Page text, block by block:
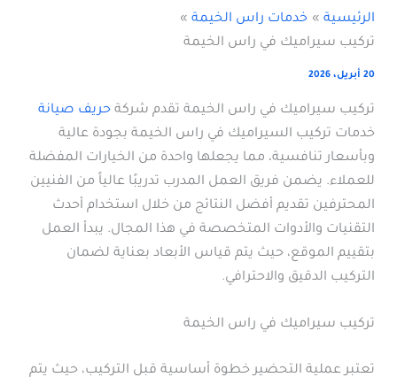
الرئيسية
خدمات راس الخيمة
تركيب سيراميك في راس الخيمة
20 أبريل، 2026
تركيب سيراميك في راس الخيمة تقدم شركةحريف صيانة
خدمات تركيب السيراميك في راس الخيمة بجودة عالية
وبأسعار تنافسية، مما يجعلها واحدة من الخيارات المفضلة
للعملاء. يضمن فريق العمل المدرب تدريبًا عالياً من الفنيين
المحترفين تقديم أفضل النتائج من خلال استخدام أحدث
التقنيات والأدوات المتخصصة في هذا المجال. يبدأ العمل
بتقييم الموقع، حيث يتم قياس الأبعاد بعناية لضمان
التركيب الدقيق والاحترافي.
تركيب سيراميك في راس الخيمة
تعتبر عملية التحضير خطوة أساسية قبل التركيب، حيث يتم